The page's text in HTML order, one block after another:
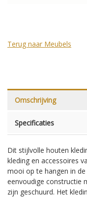
Terug naar Meubels
Omschrijving
Specificaties
Dit stijlvolle houten
kleding en accessoires
mooi op te hangen in
eenvoudige constructie
zijn geschuurd. Het